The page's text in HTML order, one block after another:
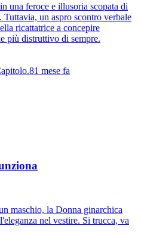
una feroce e illusoria scopata di
un aspro scontro verbale
ricattatrice a concepire
più distruttivo di sempre.
1 mese fa
maschio, la Donna ginarchica
nel vestire. Si trucca, va